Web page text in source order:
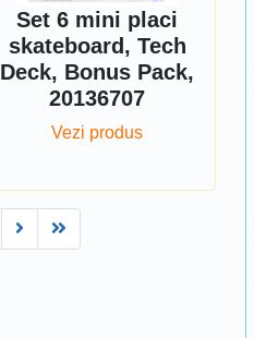
Set 6 mini placi
skateboard, Tech
Deck, Bonus Pack,
20136707
Vezi produs
Next